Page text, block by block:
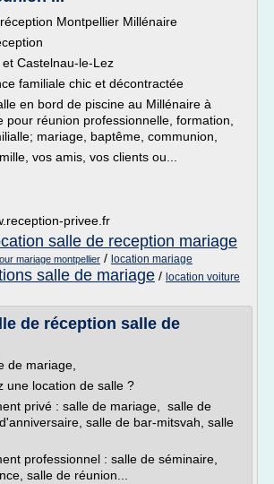
Montpellier Millénaire
Castelnau-le-Lez
familiale chic et décontractée
en bord de piscine au Millénaire à
pour réunion professionnelle, formation,
mariage, baptême, communion,
vos amis, vos clients ou...
privee.fr
salle de reception mariage
mariage montpellier / location mariage
salle de mariage / location voiture
de réception salle de
de mariage,
une location de salle ?
privé : salle de mariage, salle de
salle de bar-mitsvah, salle
professionnel : salle de séminaire,
salle de réunion...